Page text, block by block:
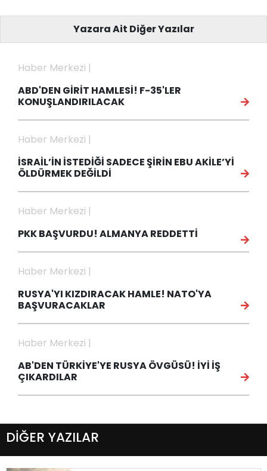
Yazara Ait Diğer Yazılar
Haber Merkezi |
ABD'DEN GİRİT HAMLESİ! F-35'LER
KONUŞLANDIRILACAK
Haber Merkezi |
İSRAİL’İN İSTEDİĞİ SADECE ŞİRİN EBU AKİLE’Yİ
ÖLDÜRMEK DEĞİLDİ
Haber Merkezi |
PKK BAŞVURDU! ALMANYA REDDETTİ
Haber Merkezi |
RUSYA'YI KIZDIRACAK HAMLE! NATO'YA
BAŞVURACAKLAR
Haber Merkezi |
AB'DEN TÜRKİYE'YE RUSYA ÖVGÜSÜ! İYİ İŞ
ÇIKARDILAR
DİĞER YAZILAR